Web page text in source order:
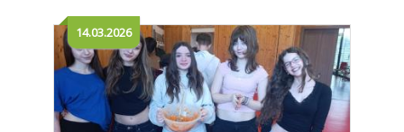
14.03.2026